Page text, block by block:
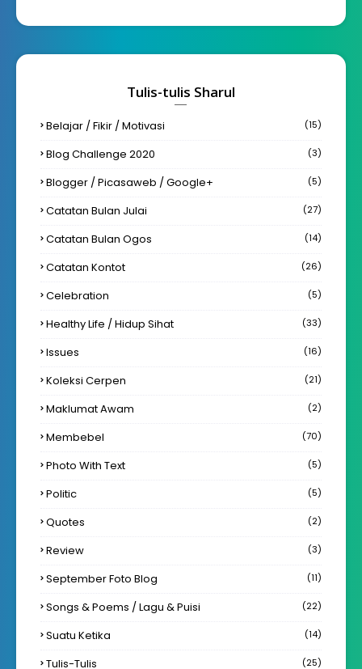
Tulis-tulis Sharul
Belajar / Fikir / Motivasi (15)
Blog Challenge 2020 (3)
Blogger / Picasaweb / Google+ (5)
Catatan Bulan Julai (27)
Catatan Bulan Ogos (14)
Catatan Kontot (26)
Celebration (5)
Healthy Life / Hidup Sihat (33)
Issues (16)
Koleksi Cerpen (21)
Maklumat Awam (2)
Membebel (70)
Photo With Text (5)
Politic (5)
Quotes (2)
Review (3)
September Foto Blog (11)
Songs & Poems / Lagu & Puisi (22)
Suatu Ketika (14)
Tulis-Tulis (25)